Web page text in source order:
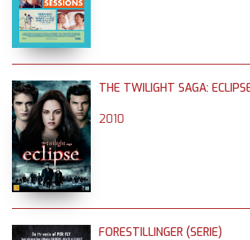
THE TWILIGHT SAGA:
2010
FORESTILLINGER (SERIE)